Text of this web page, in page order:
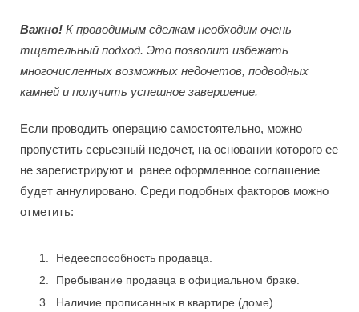
Важно! К проводимым сделкам необходим очень
тщательный подход. Это позволит избежать
многочисленных возможных недочетов, подводных
камней и получить успешное завершение.
Если проводить операцию самостоятельно, можно
пропустить серьезный недочет, на основании которого ее
не зарегистрируют и ранее оформленное соглашение
будет аннулировано. Среди подобных факторов можно
отметить:
Недееспособность продавца.
Пребывание продавца в официальном браке.
Наличие прописанных в квартире (доме)